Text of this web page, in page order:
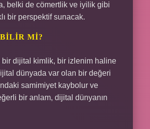
belki de cömertlik ve iyilik gibi
bir perspektif sunacak.
MI?
bir dijital kimlik, bir izlenim haline
dünyada var olan bir değeri
samimiyet kaybolur ve
bir anlam, dijital dünyanın